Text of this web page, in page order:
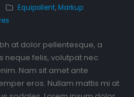
Equipollent, Markup
at dolor pellentesque, a
neque felis, volutpat nec
Nam sit amet ante
eros. Nullam mattis mi at